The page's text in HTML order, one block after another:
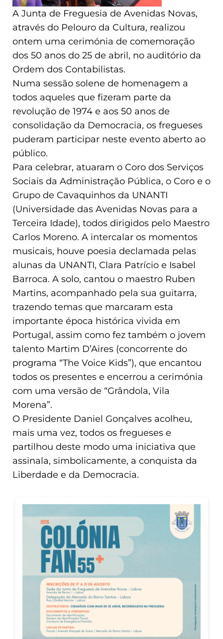
A Junta de Freguesia de Avenidas Novas,
através do Pelouro da Cultura, realizou
ontem uma cerimónia de comemoração
dos 50 anos do 25 de abril, no auditório da
Ordem dos Contabilistas.
Numa sessão solene de homenagem a
todos aqueles que fizeram parte da
revolução de 1974 e aos 50 anos de
consolidação da Democracia, os fregueses
puderam participar neste evento aberto ao
público.
Para celebrar, atuaram o Coro dos Serviços
Sociais da Administração Pública, o Coro e o
Grupo de Cavaquinhos da UNANTI
(Universidade das Avenidas Novas para a
Terceira Idade), todos dirigidos pelo Maestro
Carlos Moreno. A intercalar os momentos
musicais, houve poesia declamada pelas
alunas da UNANTI, Clara Patrício e Isabel
Barroca. A solo, cantou o maestro Ruben
Martins, acompanhado pela sua guitarra,
trazendo temas que marcaram esta
importante época histórica vivida em
Portugal, assim como fez também o jovem
talento Martim D’Aires (concorrente do
programa “The Voice Kids”), que encantou
todos os presentes e encerrou a cerimónia
com uma versão de “Grândola, Vila
Morena”.
O Presidente Daniel Gonçalves acolheu,
mais uma vez, todos os fregueses e
partilhou deste modo uma iniciativa que
assinala, simbolicamente, a conquista da
Liberdade e da Democracia.